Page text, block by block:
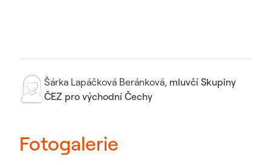
Šárka Lapáčková Beránková, mluvčí Skupiny
ČEZ pro východní Čechy
Fotogalerie